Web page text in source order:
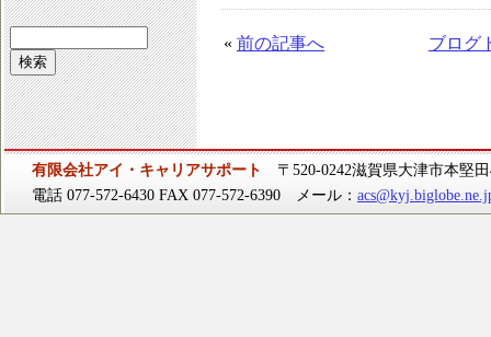
« 前の記事へ ブログ
有限会社アイ・キャリアサポート
〒520-0242滋賀県大津市本堅
電話 077-572-6430 FAX 077-572-6390 メール：